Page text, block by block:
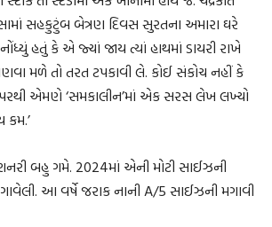
સહકુટુંબ બેત્રણ દિવસ સુરતના અમારા ઘરે
નોંધ્યું હતું કે એ જ્યાં જાય ત્યાં હાથમાં ડાયરી રાખે
મળે તો તરત ટપકાવી લે. કોઈ સંકોચ નહીં કે
એમણે ‘સમકાલીન’માં એક સરસ લેખ લખ્યો
કમ.’
બહુ ગમે. 2024માં એની મોટી સાઈઝની
આ વર્ષે જરાક નાની A/5 સાઈઝની મગાવી